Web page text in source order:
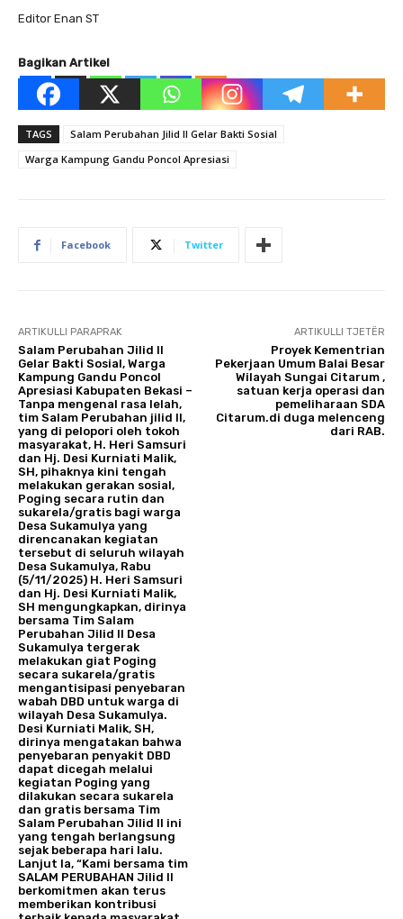
Editor Enan ST
Bagikan Artikel
TAGS
Salam Perubahan Jilid II Gelar Bakti Sosial
Warga Kampung Gandu Poncol Apresiasi
Facebook Twitter
ARTIKULLI PARAPRAK
Salam Perubahan Jilid II
Gelar Bakti Sosial, Warga
Kampung Gandu Poncol
Apresiasi Kabupaten Bekasi –
Tanpa mengenal rasa lelah,
tim Salam Perubahan jilid II,
yang di pelopori oleh tokoh
masyarakat, H. Heri Samsuri
dan Hj. Desi Kurniati Malik,
SH, pihaknya kini tengah
melakukan gerakan sosial,
Poging secara rutin dan
sukarela/gratis bagi warga
Desa Sukamulya yang
direncanakan kegiatan
tersebut di seluruh wilayah
Desa Sukamulya, Rabu
(5/11/2025) H. Heri Samsuri
dan Hj. Desi Kurniati Malik,
SH mengungkapkan, dirinya
bersama Tim Salam
Perubahan Jilid II Desa
Sukamulya tergerak
melakukan giat Poging
secara sukarela/gratis
mengantisipasi penyebaran
wabah DBD untuk warga di
wilayah Desa Sukamulya.
Desi Kurniati Malik, SH,
dirinya mengatakan bahwa
penyebaran penyakit DBD
dapat dicegah melalui
kegiatan Poging yang
dilakukan secara sukarela
dan gratis bersama Tim
Salam Perubahan Jilid II ini
yang tengah berlangsung
sejak beberapa hari lalu.
Lanjut Ia, “Kami bersama tim
SALAM PERUBAHAN Jilid II
berkomitmen akan terus
memberikan kontribusi
ARTIKULLI TJETËR
Proyek Kementrian
Pekerjaan Umum Balai Besar
Wilayah Sungai Citarum ,
satuan kerja operasi dan
pemeliharaan SDA
Citarum.di duga melenceng
dari RAB.